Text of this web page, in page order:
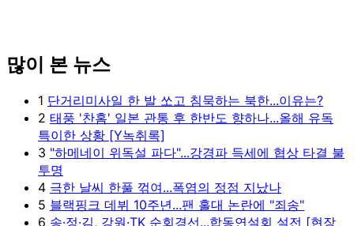
많이 본 뉴스
1 단거리미사일 한 발 쏘고 침묵하는 북한...이유는?
2 태풍 '찬홈' 일본 관통 후 한반도 향하나...올해 유독
특이한 상황 [Y녹취록]
3 "하메네이 위독설 파다"...강경파 득세에 협상 타결 불
투명
4 극한 날씨 한풀 꺾여...폭염의 정점 지났나
5 블랙핑크 데뷔 10주년...팬 홀대 논란에 "죄송"
6 송·정·김, 강원·TK 순회경선...합동연설회 설전 [현장